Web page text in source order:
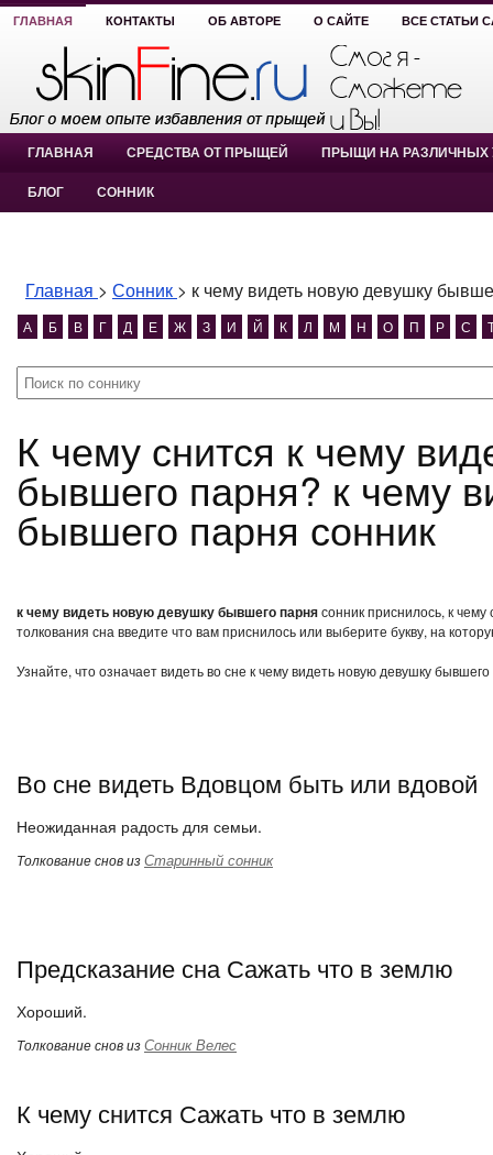
ГЛАВНАЯ КОНТАКТЫ ОБ АВТОРЕ О САЙТЕ ВСЕ СТАТЬИ
ГЛАВНАЯ СРЕДСТВА ОТ ПРЫЩЕЙ ПРЫЩИ НА РАЗЛИЧНЫХ
БЛОГ СОННИК
Главная > Сонник > к чему видеть новую девушку
А Б В Г Д Е Ж З И Й К Л М Н О П Р С
К чему снится к чему видеть новую девушку
бывшего парня? к чему
бывшего парня сонник
к чему видеть новую девушку бывшего парнясонник приснилось, к
толкования сна введите что вам приснилось или выберите букву, на
Узнайте, что означает видеть во сне к чему видеть новую девушку
Во сне видеть Вдовцом быть или вдовой
Неожиданная радость для семьи.
Толкование снов изСтаринный сонник
Предсказание сна Сажать что в землю
Хороший.
Толкование снов изСонник Велес
К чему снится Сажать что в землю